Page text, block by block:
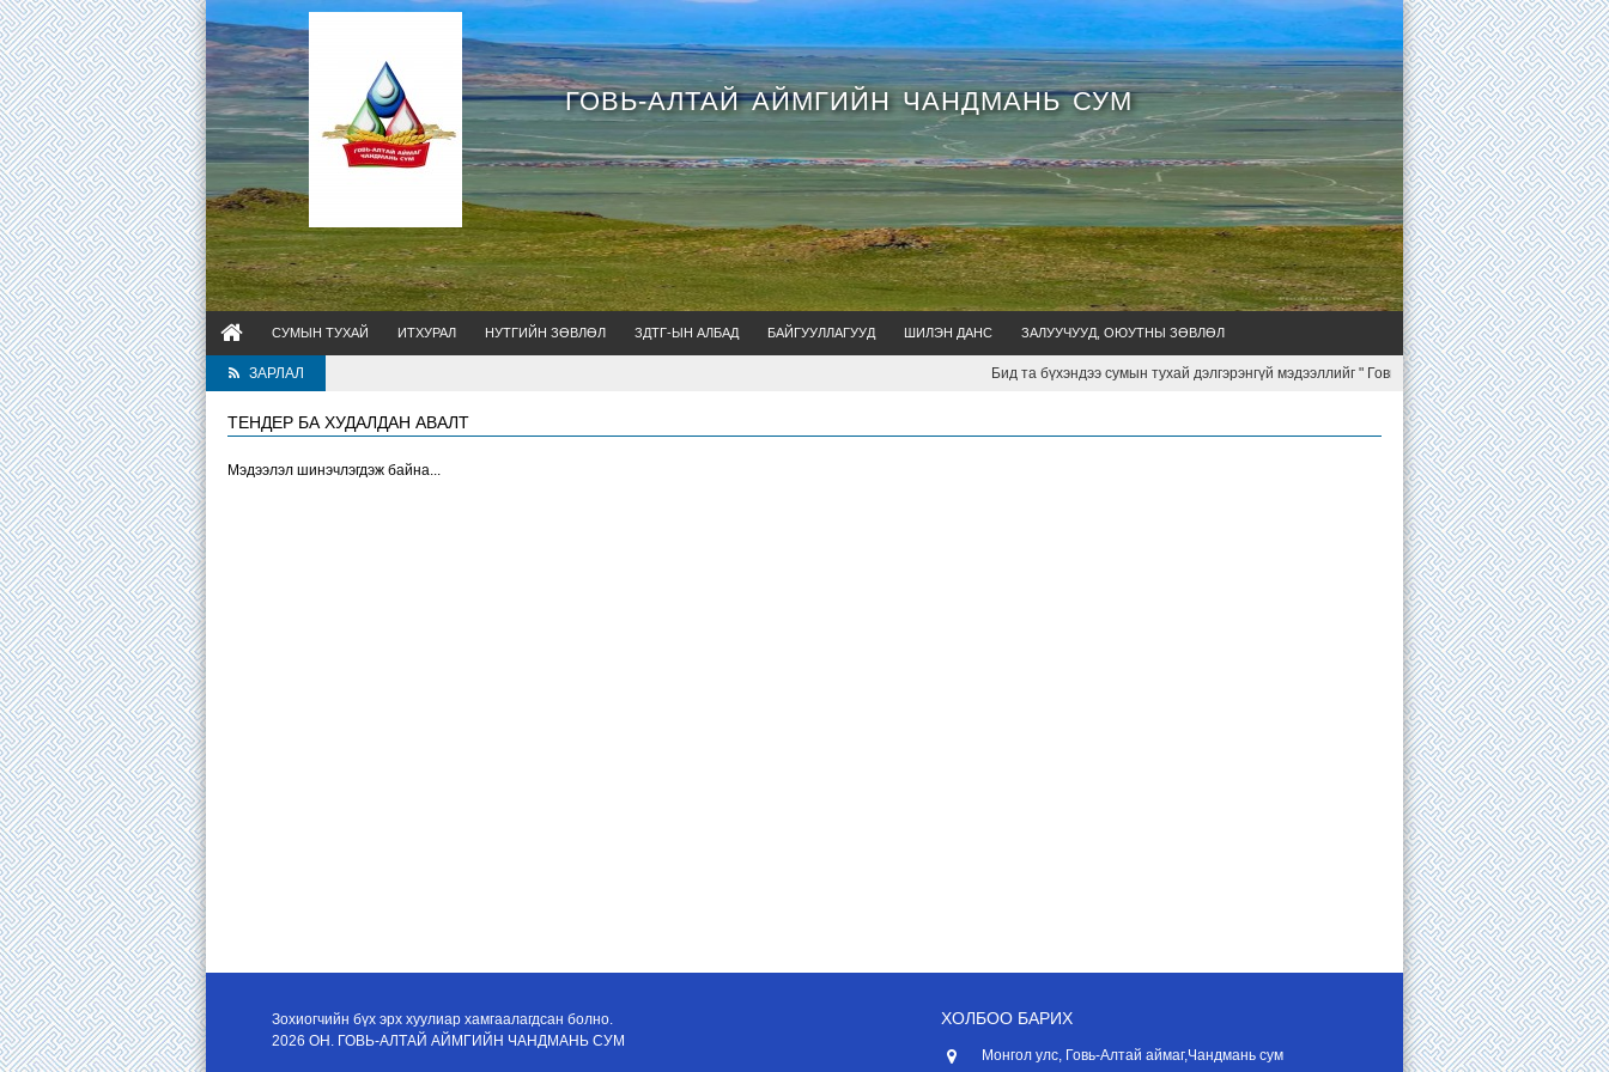
ГОВЬ-АЛТАЙ АЙМГИЙН ЧАНДМАНЬ СУМ
СУМЫН ТУХАЙ ИТХУРАЛ НУТГИЙН ЗӨВЛӨЛ ЗДТГ-ЫН АЛБАД БАЙГУУЛЛАГУУД ШИЛЭН ДАНС ЗАЛУУЧУУД, ОЮУТНЫ ЗӨВЛӨЛ
ЗАРЛАЛ Бид та бүхэндээ сумын тухай дэлгэрэнгүй мэдээллийг " Говь-Алтайн Чандмань сумын уул ус,
ТЕНДЕР БА ХУДАЛДАН АВАЛТ
Мэдээлэл шинэчлэгдэж байна...
Зохиогчийн бүх эрх хуулиар хамгаалагдсан болно.
2026 ОН. ГОВЬ-АЛТАЙ АЙМГИЙН ЧАНДМАНЬ СУМ
ХОЛБОО БАРИХ
Монгол улс, Говь-Алтай аймаг,Чандмань сум